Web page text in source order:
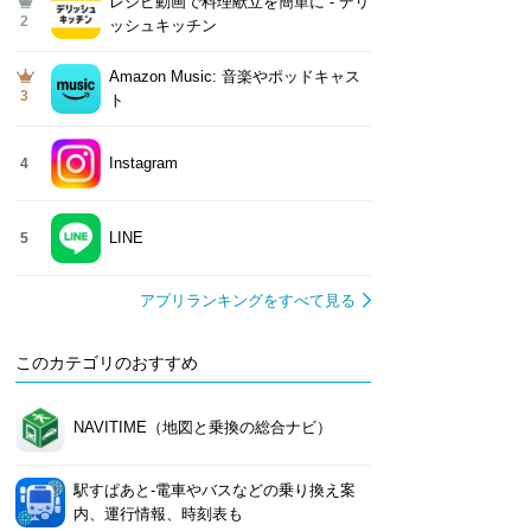
2
ッシュキッチン
3
Amazon Music: 音楽やポッドキャス
ト
4 Instagram
5 LINE
アプリランキングをすべて見る
このカテゴリのおすすめ
NAVITIME（地図と乗換の総合ナビ）
駅すぱあと-電車やバスなどの乗り換え案
内、運行情報、時刻表も